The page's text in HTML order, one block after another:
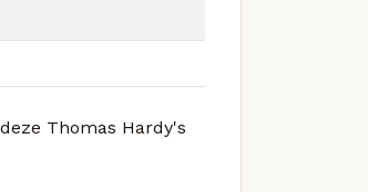
Thomas Hardy's